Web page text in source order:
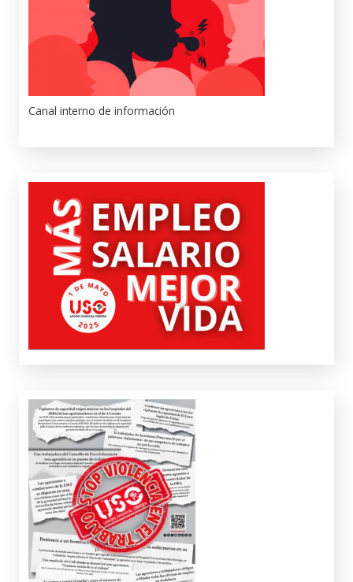
Canal interno de información